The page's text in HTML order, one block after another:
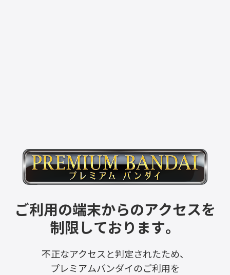
ご利用の端末からのアクセスを
制限しております。
不正なアクセスと判定されたため、
プレミアムバンダイのご利用を